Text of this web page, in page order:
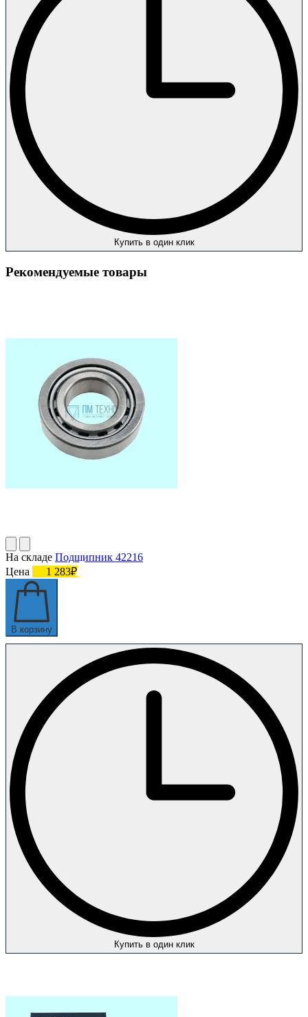
Купить в один клик
Рекомендуемые товары
На складе Подшипник 42216
Цена
1 283₽
В корзину
Купить в один клик